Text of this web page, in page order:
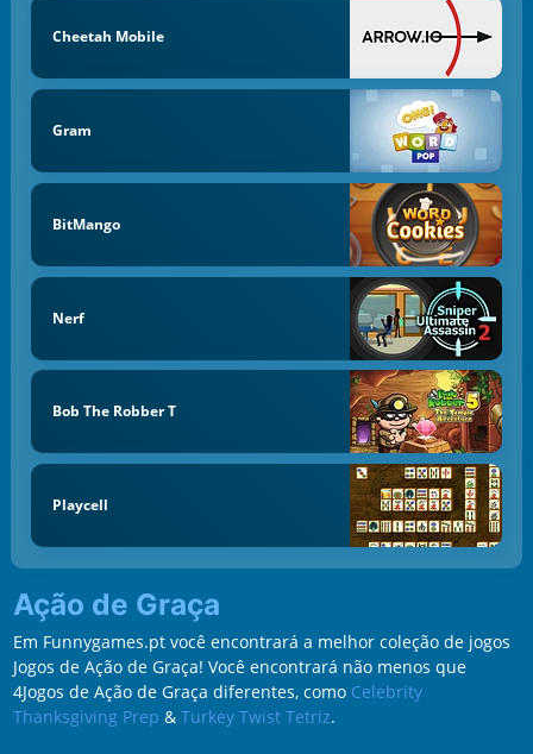
Cheetah Mobile
Gram
BitMango
Nerf
Bob The Robber T
Playcell
Ação de Graça
Em Funnygames.pt você encontrará a melhor coleção de jogos
Jogos de Ação de Graça! Você encontrará não menos que
4Jogos de Ação de Graça diferentes, como Celebrity
Thanksgiving Prep & Turkey Twist Tetriz.